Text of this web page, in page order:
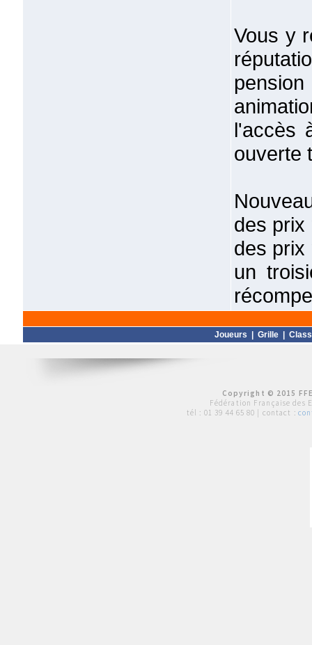
Vous y
l'accès
ouverte
des prix
des prix
un
Joueurs Grille
Copyright © 2015
Fédération Française des
tél : 01 39 44 65 80 | contact :